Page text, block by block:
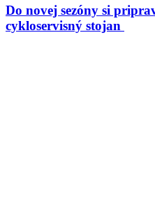
Do novej sezóny si
cykloservisný stojan